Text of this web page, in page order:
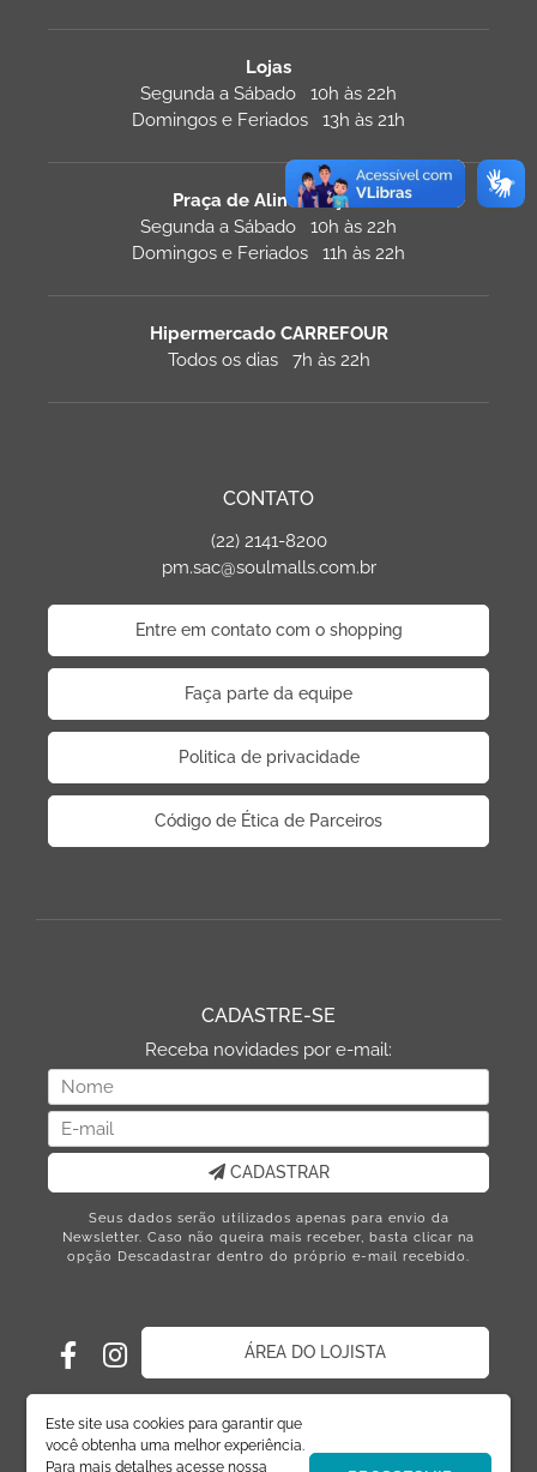
Este site usa cookies para garantir que
você obtenha uma melhor experiência.
Para mais detalhes acesse nossa
Lojas
Segunda a Sábado 10h às 22h
Domingos e Feriados 13h às 21h
Praça de Alimentação
Segunda a Sábado 10h às 22h
Domingos e Feriados 11h às 22h
Hipermercado CARREFOUR
Todos os dias 7h às 22h
CONTATO
(22) 2141-8200
pm.sac@soulmalls.com.br
Entre em contato com o shopping
Faça parte da equipe
Politica de privacidade
Código de Ética de Parceiros
CADASTRE-SE
Receba novidades por e-mail:
CADASTRAR
Seus dados serão utilizados apenas para envio da
Newsletter. Caso não queira mais receber, basta clicar na
opção Descadastrar dentro do próprio e-mail recebido.
ÁREA DO LOJISTA